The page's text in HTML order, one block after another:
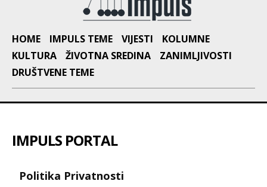
HOME IMPULS TEME VIJESTI
KOLUMNE
KULTURA
ŽIVOTNA SREDINA
ZANIMLJIVOSTI
DRUŠTVENE TEME
IMPULS PORTAL
Politika Privatnosti